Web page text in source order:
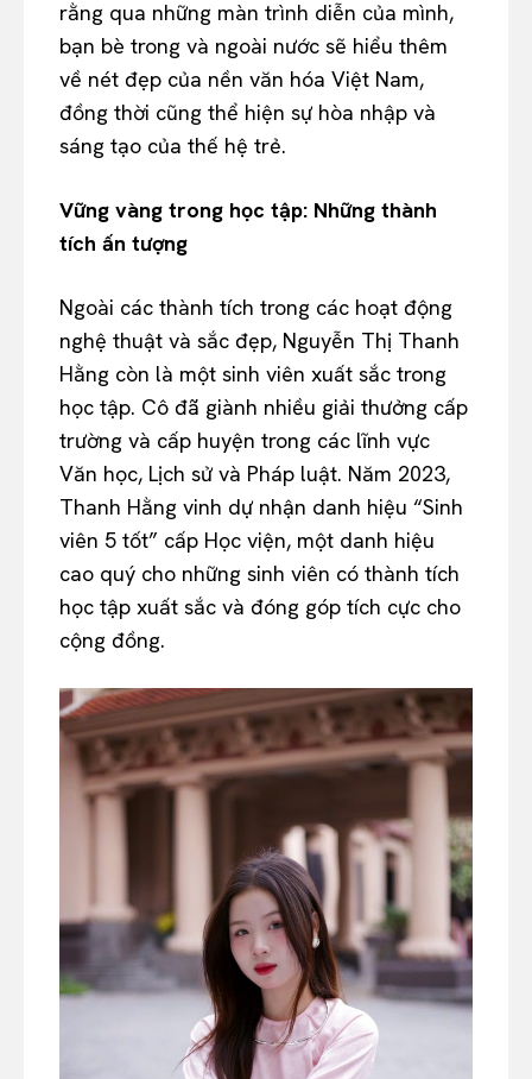
rằng qua những màn trình diễn của mình,
bạn bè trong và ngoài nước sẽ hiểu thêm
về nét đẹp của nền văn hóa Việt Nam,
đồng thời cũng thể hiện sự hòa nhập và
sáng tạo của thế hệ trẻ.
Vững vàng trong học tập: Những thành
tích ấn tượng
Ngoài các thành tích trong các hoạt động
nghệ thuật và sắc đẹp, Nguyễn Thị Thanh
Hằng còn là một sinh viên xuất sắc trong
học tập. Cô đã giành nhiều giải thưởng cấp
trường và cấp huyện trong các lĩnh vực
Văn học, Lịch sử và Pháp luật. Năm 2023,
Thanh Hằng vinh dự nhận danh hiệu “Sinh
viên 5 tốt” cấp Học viện, một danh hiệu
cao quý cho những sinh viên có thành tích
học tập xuất sắc và đóng góp tích cực cho
cộng đồng.